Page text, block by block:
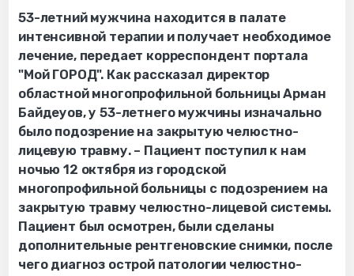
53-летний мужчина находится в палате
интенсивной терапии и получает необходимое
лечение, передает корреспондент портала
"Мой ГОРОД". Как рассказал директор
областной многопрофильной больницы Арман
Байдеуов, у 53-летнего мужчины изначально
было подозрение на закрытую челюстно-
лицевую травму. – Пациент поступил к нам
ночью 12 октября из городской
многопрофильной больницы с подозрением на
закрытую травму челюстно-лицевой системы.
Пациент был осмотрен, были сделаны
дополнительные рентгеновские снимки, после
чего диагноз острой патологии челюстно-